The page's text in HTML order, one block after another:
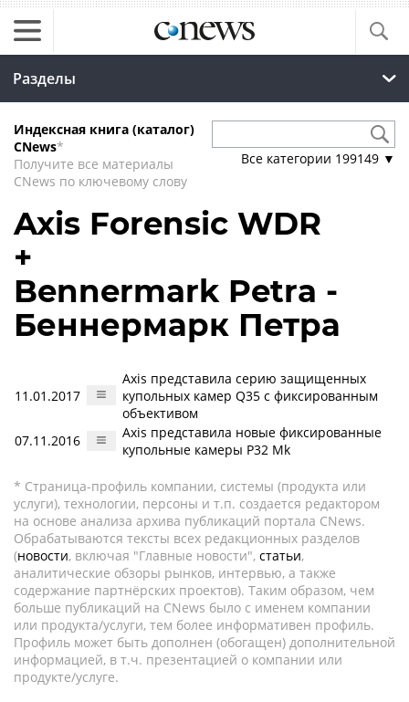
Разделы
Индексная книга (каталог)
CNews*
Получите все материалы
CNews по ключевому слову
Все категории 199149 ▼
Axis Forensic WDR
+
Bennermark Petra -
Беннермарк Петра
11.01.2017
Axis представила серию защищенных
купольных камер Q35 с фиксированным
объективом
07.11.2016
Axis представила новые фиксированные
купольные камеры P32 Mk
* Страница-профиль компании, системы (продукта или
услуги), технологии, персоны и т.п. создается редактором
на основе анализа архива публикаций портала CNews.
Обрабатываются тексты всех редакционных разделов
(новости, включая "Главные новости", статьи,
аналитические обзоры рынков, интервью, а также
содержание партнёрских проектов). Таким образом, чем
больше публикаций на CNews было с именем компании
или продукта/услуги, тем более информативен профиль.
Профиль может быть дополнен (обогащен) дополнительной
информацией, в т.ч. презентацией о компании или
продукте/услуге.